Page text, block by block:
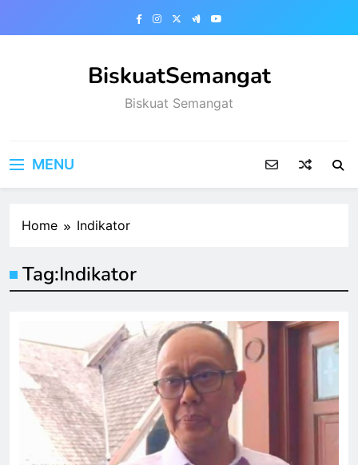
BiskuatSemangat
Biskuat Semangat
MENU
Home Indikator
Tag:Indikator